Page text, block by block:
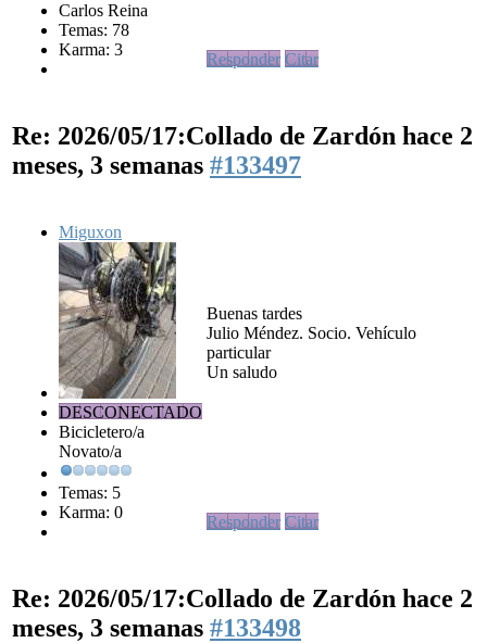
Carlos Reina
Temas: 78
Karma: 3
Responder Citar
Re: 2026/05/17:Collado de Zardón hace 2
meses, 3 semanas #133497
Miguxon
DESCONECTADO
Bicicletero/a
Novato/a
Temas: 5
Karma: 0
Buenas tardes
Julio Méndez. Socio. Vehículo
particular
Un saludo
Responder Citar
Re: 2026/05/17:Collado de Zardón hace 2
meses, 3 semanas #133498